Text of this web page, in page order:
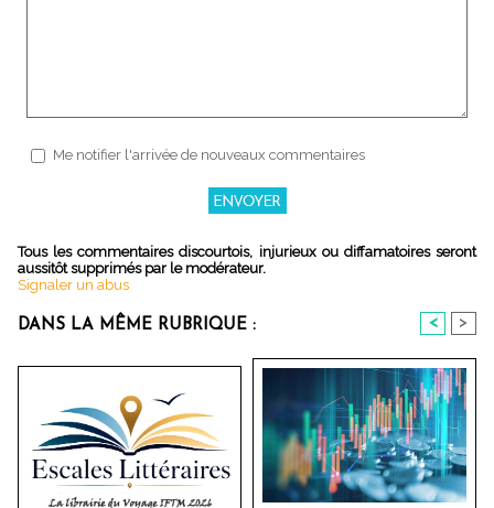
Me notifier l'arrivée de nouveaux commentaires
Tous les commentaires discourtois, injurieux ou diffamatoires seront
aussitôt supprimés par le modérateur.
Signaler un abus
DANS LA MÊME RUBRIQUE : < >